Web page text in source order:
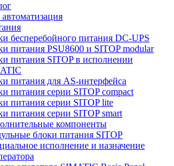
бесперебойного питания DC-UPS
питания PSU8600 и SITOP modular
питания SITOP в исполнении
питания для AS-интерфейса
питания серии SITOP compact
питания серии SITOP lite
питания серии SITOP smart
компоненты
блоки питания SITOP
исполнение и назначение